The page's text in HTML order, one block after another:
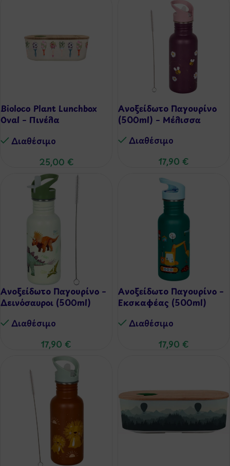
Bioloco Plant Lunchbox
Oval – Πινέλα
Διαθέσιμo
25,00 €
Ανοξείδωτο Παγουρίνο
(500ml) – Μέλισσα
Διαθέσιμo
17,90 €
Ανοξείδωτο Παγουρίνο –
Δεινόσαυροι (500ml)
Διαθέσιμo
17,90 €
Ανοξείδωτο Παγουρίνο –
Εκσκαφέας (500ml)
Διαθέσιμo
17,90 €